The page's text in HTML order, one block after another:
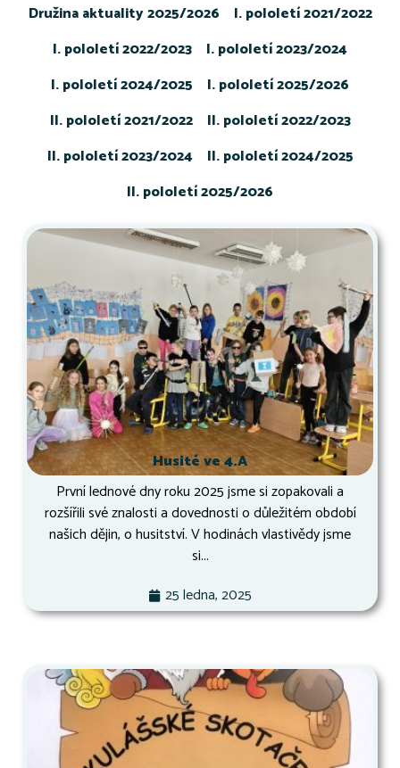
Družina aktuality 2025/2026
I. pololetí 2021/2022
I. pololetí 2022/2023
I. pololetí 2023/2024
I. pololetí 2024/2025
I. pololetí 2025/2026
II. pololetí 2021/2022
II. pololetí 2022/2023
II. pololetí 2023/2024
II. pololetí 2024/2025
II. pololetí 2025/2026
Husité ve 4.A
První lednové dny roku 2025 jsme si zopakovali a
rozšířili své znalosti a dovednosti o důležitém období
našich dějin, o husitství. V hodinách vlastivědy jsme
si...
25 ledna, 2025